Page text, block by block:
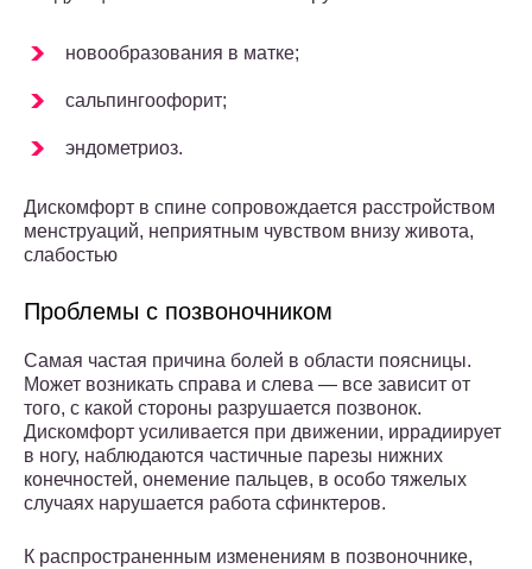
новообразования в матке;
сальпингоофорит;
эндометриоз.
Дискомфорт в спине сопровождается расстройством
менструаций, неприятным чувством внизу живота,
слабостью
Проблемы с позвоночником
Самая частая причина болей в области поясницы.
Может возникать справа и слева — все зависит от
того, с какой стороны разрушается позвонок.
Дискомфорт усиливается при движении, иррадиирует
в ногу, наблюдаются частичные парезы нижних
конечностей, онемение пальцев, в особо тяжелых
случаях нарушается работа сфинктеров.
К распространенным изменениям в позвоночнике,